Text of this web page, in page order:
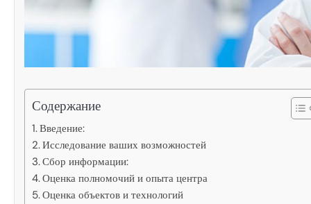
Содержание
Введение:
Исследование ваших возможностей
Сбор информации:
Оценка полномочий и опыта центра
Оценка объектов и технологий